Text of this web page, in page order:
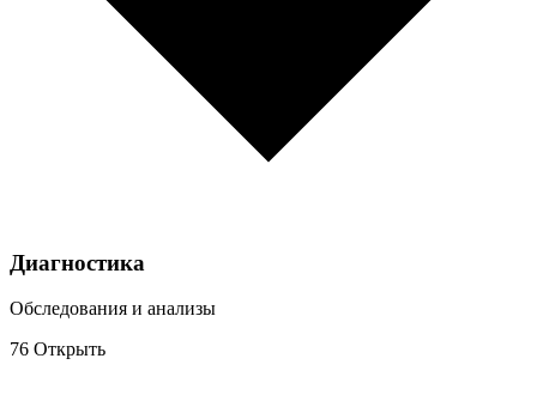
Диагностика
Обследования и анализы
76 Открыть